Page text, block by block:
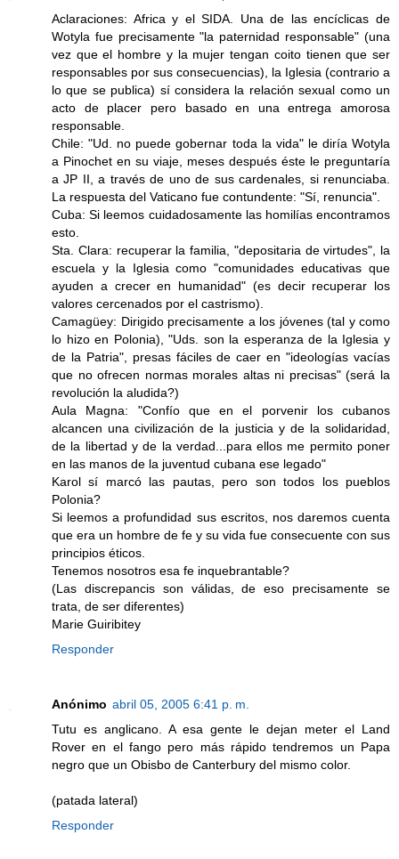
Aclaraciones: Africa y el SIDA. Una de las encíclicas de
Wotyla fue precisamente "la paternidad responsable" (una
vez que el hombre y la mujer tengan coito tienen que ser
responsables por sus consecuencias), la Iglesia (contrario a
lo que se publica) sí considera la relación sexual como un
acto de placer pero basado en una entrega amorosa
responsable.
Chile: "Ud. no puede gobernar toda la vida" le diría Wotyla
a Pinochet en su viaje, meses después éste le preguntaría
a JP II, a través de uno de sus cardenales, si renunciaba.
La respuesta del Vaticano fue contundente: "Sí, renuncia".
Cuba: Si leemos cuidadosamente las homilías encontramos
esto.
Sta. Clara: recuperar la familia, "depositaria de virtudes", la
escuela y la Iglesia como "comunidades educativas que
ayuden a crecer en humanidad" (es decir recuperar los
valores cercenados por el castrismo).
Camagüey: Dirigido precisamente a los jóvenes (tal y como
lo hizo en Polonia), "Uds. son la esperanza de la Iglesia y
de la Patria", presas fáciles de caer en "ideologías vacías
que no ofrecen normas morales altas ni precisas" (será la
revolución la aludida?)
Aula Magna: "Confío que en el porvenir los cubanos
alcancen una civilización de la justicia y de la solidaridad,
de la libertad y de la verdad...para ellos me permito poner
en las manos de la juventud cubana ese legado"
Karol sí marcó las pautas, pero son todos los pueblos
Polonia?
Si leemos a profundidad sus escritos, nos daremos cuenta
que era un hombre de fe y su vida fue consecuente con sus
principios éticos.
Tenemos nosotros esa fe inquebrantable?
(Las discrepancis son válidas, de eso precisamente se
trata, de ser diferentes)
Marie Guiribitey
Responder
Anónimo abril 05, 2005 6:41 p. m.
Tutu es anglicano. A esa gente le dejan meter el Land
Rover en el fango pero más rápido tendremos un Papa
negro que un Obisbo de Canterbury del mismo color.
(patada lateral)
Responder